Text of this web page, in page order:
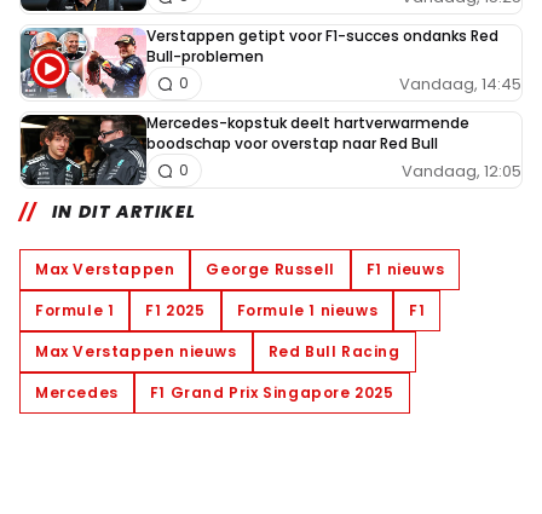
Verstappen getipt voor F1-succes ondanks Red
Bull-problemen
Vandaag, 14:45
0
Mercedes-kopstuk deelt hartverwarmende
boodschap voor overstap naar Red Bull
Vandaag, 12:05
0
IN DIT ARTIKEL
Max Verstappen George Russell
F1 nieuws
Formule 1
F1 2025 Formule 1 nieuws
F1
Max Verstappen nieuws
Red Bull Racing
Mercedes
F1 Grand Prix Singapore 2025